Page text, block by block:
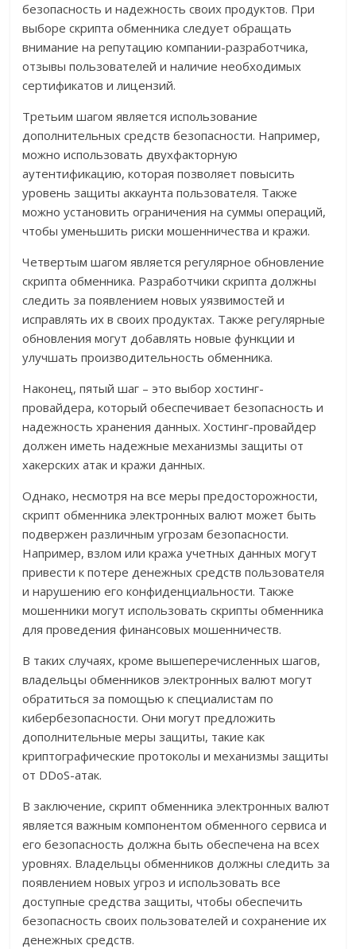
безопасность и надежность своих продуктов. При
выборе скрипта обменника следует обращать
внимание на репутацию компании-разработчика,
отзывы пользователей и наличие необходимых
сертификатов и лицензий.
Третьим шагом является использование
дополнительных средств безопасности. Например,
можно использовать двухфакторную
аутентификацию, которая позволяет повысить
уровень защиты аккаунта пользователя. Также
можно установить ограничения на суммы операций,
чтобы уменьшить риски мошенничества и кражи.
Четвертым шагом является регулярное обновление
скрипта обменника. Разработчики скрипта должны
следить за появлением новых уязвимостей и
исправлять их в своих продуктах. Также регулярные
обновления могут добавлять новые функции и
улучшать производительность обменника.
Наконец, пятый шаг – это выбор хостинг-
провайдера, который обеспечивает безопасность и
надежность хранения данных. Хостинг-провайдер
должен иметь надежные механизмы защиты от
хакерских атак и кражи данных.
Однако, несмотря на все меры предосторожности,
скрипт обменника электронных валют может быть
подвержен различным угрозам безопасности.
Например, взлом или кража учетных данных могут
привести к потере денежных средств пользователя
и нарушению его конфиденциальности. Также
мошенники могут использовать скрипты обменника
для проведения финансовых мошенничеств.
В таких случаях, кроме вышеперечисленных шагов,
владельцы обменников электронных валют могут
обратиться за помощью к специалистам по
кибербезопасности. Они могут предложить
дополнительные меры защиты, такие как
криптографические протоколы и механизмы защиты
от DDoS-атак.
В заключение, скрипт обменника электронных валют
является важным компонентом обменного сервиса и
его безопасность должна быть обеспечена на всех
уровнях. Владельцы обменников должны следить за
появлением новых угроз и использовать все
доступные средства защиты, чтобы обеспечить
безопасность своих пользователей и сохранение их
денежных средств.